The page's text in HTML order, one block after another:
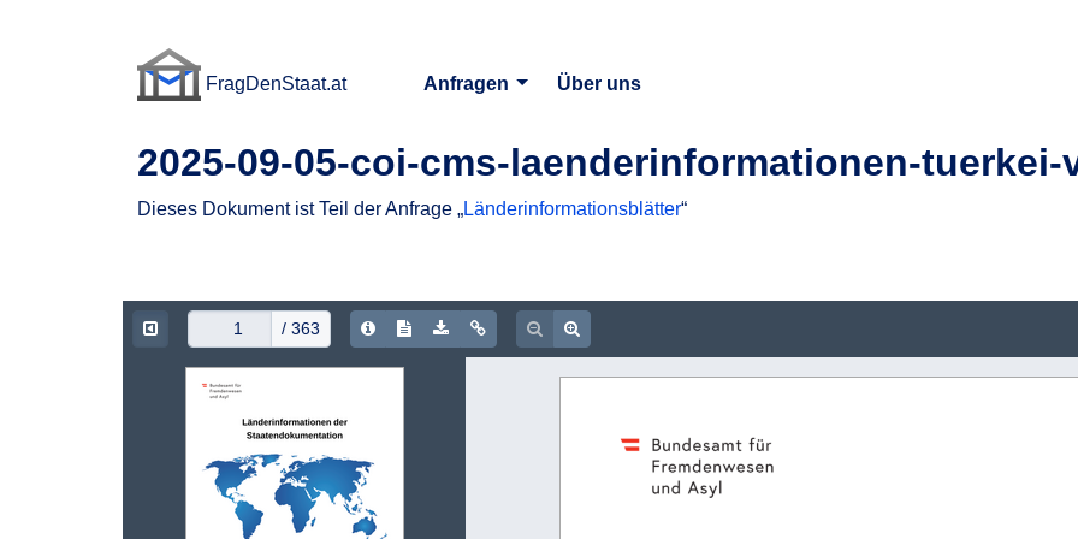
FragDenStaat.at
Anfragen
Über uns
2025-09-05-coi-cms-laenderinformationen-tuerkei-
Dieses Dokument ist Teil der Anfrage „Länderinformationsblätter“
/ 363 Document Info
Show/hide Text
Download PDF
Copy document URL
Zoom out